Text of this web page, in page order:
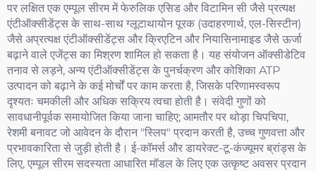
पर लक्षित एक एम्पूल सीरम में फेरुलिक एसिड और विटामिन सी जैसे प्रत्यक्ष
एंटीऑक्सीडेंट्स के साथ-साथ ग्लूटाथायोन पूरक (उदाहरणार्थ, एल-सिस्टीन)
जैसे अप्रत्यक्ष एंटीऑक्सीडेंट्स और क्रिएटिन और नियासिनामाइड जैसे ऊर्जा
बढ़ाने वाले एजेंट्स का मिश्रण शामिल हो सकता है। यह संयोजन ऑक्सीडेटिव
तनाव से लड़ने, अन्य एंटीऑक्सीडेंट्स के पुनर्चक्रण और कोशिका ATP
उत्पादन को बढ़ाने के कई मोर्चों पर काम करता है, जिसके परिणामस्वरूप
दृश्यतः चमकीली और अधिक सक्रिय त्वचा होती है। संवेदी गुणों को
सावधानीपूर्वक समायोजित किया जाना चाहिए; आमतौर पर थोड़ा चिपचिपा,
रेशमी बनावट जो आवेदन के दौरान "स्लिप" प्रदान करती है, उच्च गुणवत्ता और
प्रभावकारिता से जुड़ी होती है। ई-कॉमर्स और डायरेक्ट-टू-कंज्यूमर ब्रांड्स के
लिए, एम्पूल सीरम सदस्यता आधारित मॉडल के लिए एक उत्कृष्ट अवसर प्रदान